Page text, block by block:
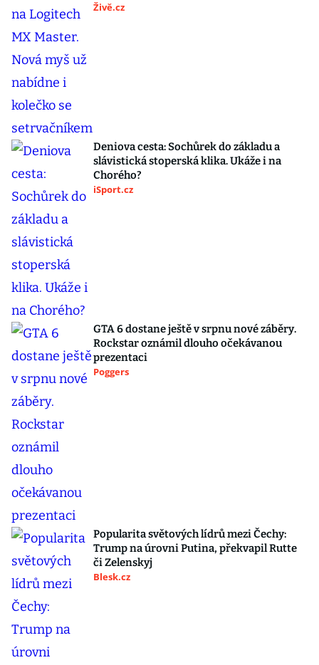
Živě.cz
Deniova cesta: Sochůrek do základu a
slávistická stoperská klika. Ukáže i na
Chorého?
iSport.cz
GTA 6 dostane ještě v srpnu nové záběry.
Rockstar oznámil dlouho očekávanou
prezentaci
Poggers
Popularita světových lídrů mezi Čechy:
Trump na úrovni Putina, překvapil Rutte
či Zelenskyj
Blesk.cz